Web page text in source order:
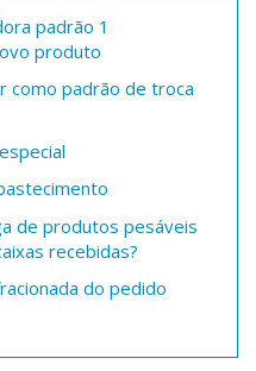
padrão 1
produto
como padrão de troca
de produtos pesáveis
recebidas?
do pedido